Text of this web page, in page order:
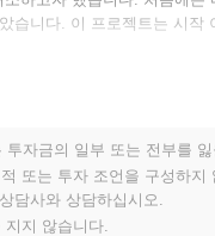
습니다. 이 프로젝트는 시작
단계로 나아가고 있습니
인터페이스를 도입할 것입
셔티브를 시작할 계획입니
포함되어 있으며, 변화하는
더 많은 발전을 기대해 주세
자금의 일부 또는 전부를
또는 투자 조언을 구성하지
담사와 상담하십시오.
지 않습니다.